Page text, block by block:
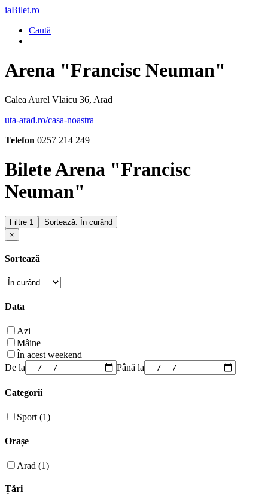
iaBilet.ro
Caută
Arena "Francisc Neuman"
Calea Aurel Vlaicu 36, Arad
uta-arad.ro/casa-noastra
Telefon 0257 214 249
Bilete Arena "Francisc
Neuman"
Filtre 1
Sortează: În curând
×
Sortează
Data
Azi
Mâine
În acest weekend
De la
Până la
Categorii
Sport (1)
Orașe
Arad (1)
Țări